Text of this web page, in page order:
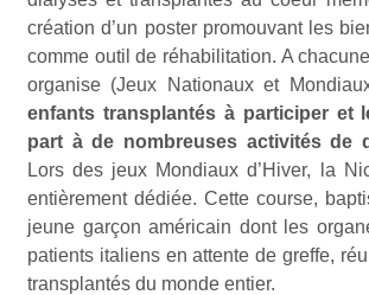
création d’un poster promouvant les
comme outil de réhabilitation. A
organise (Jeux Nationaux et
enfants transplantés à participer et
part à de nombreuses activités de
Lors des jeux Mondiaux d’Hiver, la
entièrement dédiée. Cette course,
jeune garçon américain dont les
patients italiens en attente de greffe,
transplantés du monde entier.
enfants
débordent
souvent
Varier les
occupations
n’est pas
toujours
simple.
Conjuguer
divertissement,
vacances
estivales
et avec le
retour des
beaux
jours, c’est
rêvée
pour les
enfants
de…
de